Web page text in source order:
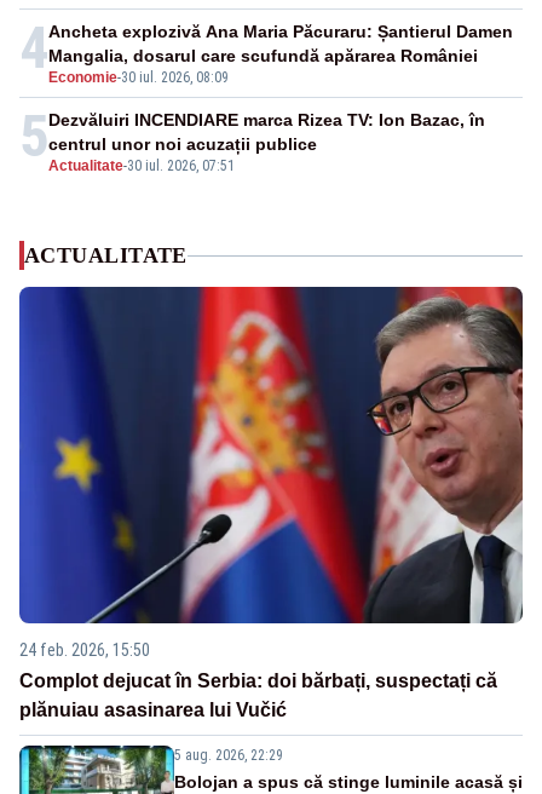
4 Economie-30 iul. 2026, 08:09
Ancheta explozivă Ana Maria Păcuraru: Șantierul Damen
Mangalia, dosarul care scufundă apărarea României
5Actualitate-30 iul. 2026, 07:51
Dezvăluiri INCENDIARE marca Rizea TV: Ion Bazac, în
centrul unor noi acuzații publice
ACTUALITATE
24 feb. 2026, 15:50
Complot dejucat în Serbia: doi bărbați, suspectați că
plănuiau asasinarea lui Vučić
5 aug. 2026, 22:29
Bolojan a spus că stinge luminile acasă și